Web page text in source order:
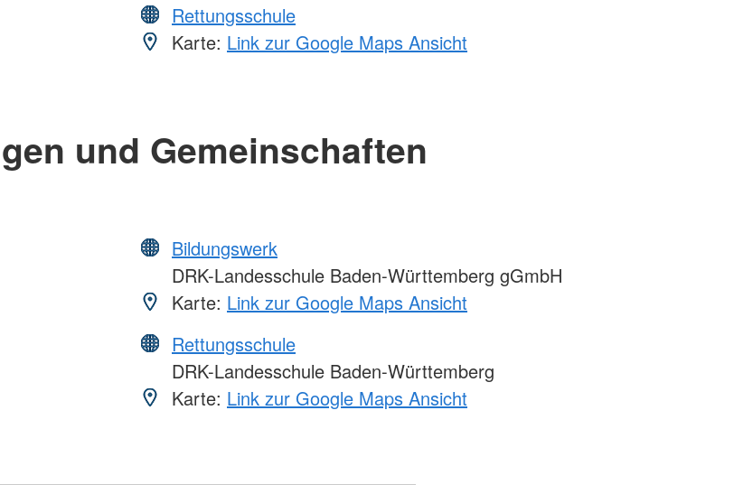
Rettungsschule
Karte: Link zur Google Maps Ansicht
und Gemeinschaften
Bildungswerk
DRK-Landesschule Baden-Württemberg gGmbH
Karte: Link zur Google Maps Ansicht
Rettungsschule
DRK-Landesschule Baden-Württemberg
Karte: Link zur Google Maps Ansicht